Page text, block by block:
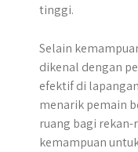
tinggi.
Selain
dikenal dengan
efektif di
menarik pemain
ruang bagi
kemampuan